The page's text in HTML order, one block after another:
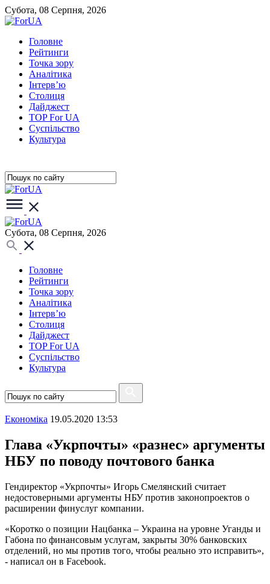
Субота, 08 Серпня, 2026
Головне
Рейтинги
Точка зору
Аналітика
Інтерв’ю
Столиця
Дайджест
TOP For UA
Суспiльство
Культура
Субота, 08 Серпня, 2026
Головне
Рейтинги
Точка зору
Аналітика
Інтерв’ю
Столиця
Дайджест
TOP For UA
Суспiльство
Культура
Економіка 19.05.2020 13:53
Глава «Укрпочты» «разнес» аргументы
НБУ по поводу почтового банка
Гендиректор «Укрпочты» Игорь Смелянский считает
недостоверными аргументы НБУ против законопроектов о
расширении финуслуг компании.
«Коротко о позиции Нацбанка – Украина на уровне Уганды и
Габона по финансовым услугам, закрыты 30% банковских
отделений, но мы против того, чтобы реально это исправить»,
- написал он в Facebook.